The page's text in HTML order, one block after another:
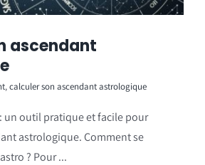
ascendant
,calculer son ascendant astrologique
un outil pratique et facile pour
astrologique. Comment se
? Pour ...